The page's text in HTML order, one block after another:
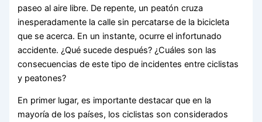
paseo al aire libre. De repente, un peatón cruza
inesperadamente la calle sin percatarse de la bicicleta
que se acerca. En un instante, ocurre el infortunado
accidente. ¿Qué sucede después? ¿Cuáles son las
consecuencias de este tipo de incidentes entre ciclistas
y peatones?
En primer lugar, es importante destacar que en la
mayoría de los países, los ciclistas son considerados